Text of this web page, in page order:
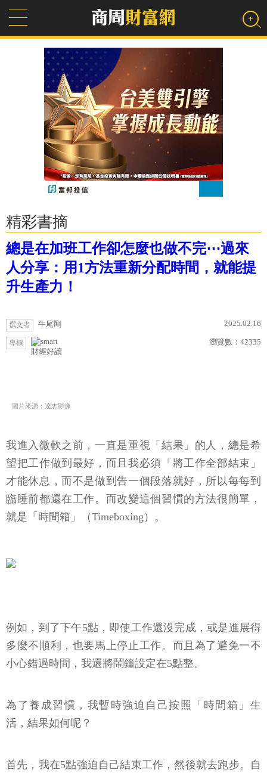
精彩書摘
總是在加班工作卻怎麼也做不完⋯過來
人分享：用1方法重新分配時間，就能提
升生產力！
撰文者 牛尾剛 2025.02.16
專欄
財經好讀
瀏覽數： 42335
圖片來源：達志影像
我進入微軟之前，一直是重視「結果」的人，總是希
望把工作做到最好，而且我必須「將工作全部結束」
才能休息，而不是做到告一個段落就好，所以每每到
臨睡前都還在工作。而改變這個習慣的方法很簡單，
就是「時間箱」（Timeboxing）。
例如，到了下午5點，即使工作還沒完成，或是進展得
多麼不順利，也要馬上停止工作。而且為了避免一不
小心錯過時間，我還將鬧鐘設定在5點整。
為了養成習慣，我暫時強迫自己按照「時間箱」生
活，結果如何呢？
首先，我在5點強迫自己結束工作，然後就去跑步。自